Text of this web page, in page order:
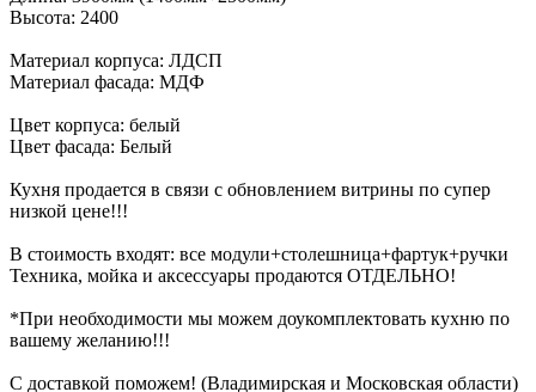
Высота: 2400
Материал корпуса: ЛДСП
Материал фасада: МДФ
Цвет корпуса: белый
Цвет фасада: Белый
Кухня продается в связи с обновлением витрины по супер
низкой цене!!!
В стоимость входят: все модули+столешница+фартук+ручки
Техника, мойка и аксессуары продаются ОТДЕЛЬНО!
*При необходимости мы можем доукомплектовать кухню по
вашему желанию!!!
С доставкой поможем! (Владимирская и Московская области)